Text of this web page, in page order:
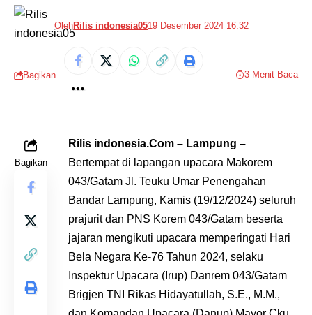
OlehRilis indonesia0519 Desember 2024 16:32
Bagikan 3 Menit Baca
Bagikan
Rilis indonesia.Com – Lampung –
Bertempat di lapangan upacara Makorem
043/Gatam Jl. Teuku Umar Penengahan
Bandar Lampung, Kamis (19/12/2024) seluruh
prajurit dan PNS Korem 043/Gatam beserta
jajaran mengikuti upacara memperingati Hari
Bela Negara Ke-76 Tahun 2024, selaku
Inspektur Upacara (Irup) Danrem 043/Gatam
Brigjen TNI Rikas Hidayatullah, S.E., M.M.,